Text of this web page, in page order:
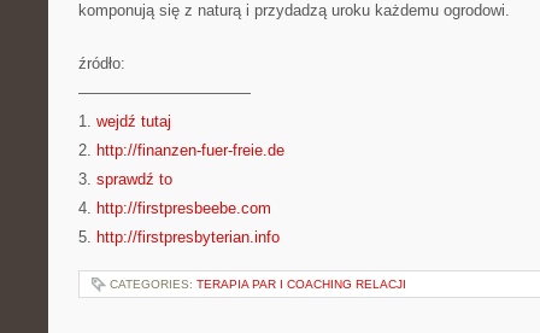
komponują się z naturą i przydadzą uroku każdemu ogrodowi.
źródło:
———————————
1. wejdź tutaj
2. http://finanzen-fuer-freie.de
3. sprawdź to
4. http://firstpresbeebe.com
5. http://firstpresbyterian.info
CATEGORIES: TERAPIA PAR I COACHING RELACJI